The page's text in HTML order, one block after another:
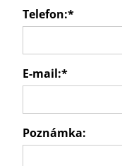
Telefon:*
E-mail:*
Poznámka: